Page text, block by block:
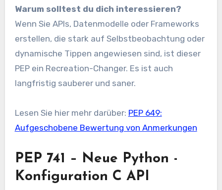
Warum solltest du dich interessieren?
Wenn Sie APIs, Datenmodelle oder Frameworks
erstellen, die stark auf Selbstbeobachtung oder
dynamische Tippen angewiesen sind, ist dieser
PEP ein Recreation-Changer. Es ist auch
langfristig sauberer und saner.
Lesen Sie hier mehr darüber: PEP 649:
Aufgeschobene Bewertung von Anmerkungen
PEP 741 – Neue Python -
Konfiguration C API